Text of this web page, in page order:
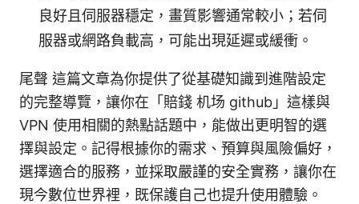
良好且伺服器穩定，畫質影響通常較小；若伺
服器或網路負載高，可能出現延遲或緩衝。
尾聲 這篇文章為你提供了從基礎知識到進階設定
的完整導覽，讓你在「賠錢 机场 github」這樣與
VPN 使用相關的熱點話題中，能做出更明智的選
擇與設定。記得根據你的需求、預算與風險偏好，
選擇適合的服務，並採取嚴謹的安全實務，讓你在
現今數位世界裡，既保護自己也提升使用體驗。